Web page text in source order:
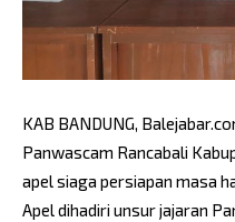
KAB BANDUNG,
Panwascam Rancabali
apel siaga persiapan masa
Apel dihadiri unsur jajaran